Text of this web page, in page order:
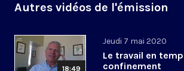
Autres vidéos de l'émission
18:49
Jeudi 7 mai 2020
Le travail en
confinement